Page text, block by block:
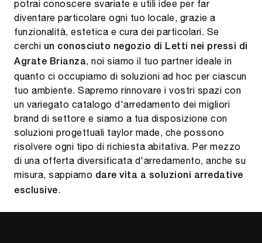
potrai conoscere svariate e utili idee per far
diventare particolare ogni tuo locale, grazie a
funzionalità, estetica e cura dei particolari. Se
cerchi un conosciuto negozio di Letti nei pressi di
Agrate Brianza, noi siamo il tuo partner ideale in
quanto ci occupiamo di soluzioni ad hoc per ciascun
tuo ambiente. Sapremo rinnovare i vostri spazi con
un variegato catalogo d'arredamento dei migliori
brand di settore e siamo a tua disposizione con
soluzioni progettuali taylor made, che possono
risolvere ogni tipo di richiesta abitativa. Per mezzo
di una offerta diversificata d'arredamento, anche su
misura, sappiamo dare vita a soluzioni arredative
esclusive.